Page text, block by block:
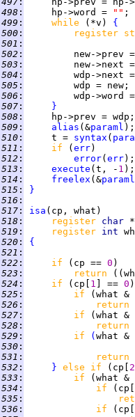
498 :
     hp->word =
""
499 : while (*v) {
500 :
register
501 :
502 :
503 :
504 :
505 :
506 :
wdp->word
507 :
}
508 :
509 : alias (&paraml
510 :
     t =
syntax (
511 : if ( err
512 : error( err
513 : execute (t, - 1
514 : freelex (&paraml
515 :
}
516 :
517 : isa
518 : register char
519 : register int
520 :
{
521 :
522 : if (cp == 0
523 : return
524 : if (cp[ 1 ] == 0
525 : if
(what &
526 :
return
527 : if
(what &
528 :
return
529 : if ( what &
530 :
531 :
return
532 : } else if (cp[ 2
533 : if
(what &
534 : if
(cp[
535 :
536 : if
(cp[